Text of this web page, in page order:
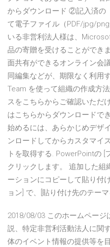
からダウンロード ②記入済の
て電子ファイル（PDF/jpg/
いる非営利法人様は、
品の寄贈を受けることができ
面共有ができるオンライン会
同編集などが、期限なく利用
Team を使って組織の作成方
スをこちらからご確認いただ
はこちらからダウンロードで
始めるには、あらかじめデザ
ンロードしてからカスタマイ
トを取得する. PowerPointの [
クリックします。 追加した
ーションにコピーして貼り付
ョン] で、[貼り付け先のテー
2018/08/03 このホームページ
説、特定非営利活動法人に関
体のイベント情報の提供等を